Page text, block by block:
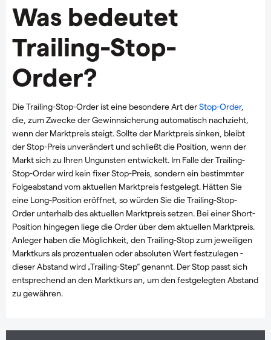
Was bedeutet
Trailing-Stop-
Order?
Die Trailing-Stop-Order ist eine besondere Art derStop-Order,
die, zum Zwecke der Gewinnsicherung automatisch nachzieht,
wenn der Marktpreis steigt. Sollte der Marktpreis sinken, bleibt
der Stop-Preis unverändert und schließt die Position, wenn der
Markt sich zu Ihren Ungunsten entwickelt. Im Falle der Trailing-
Stop-Order wird kein fixer Stop-Preis, sondern ein bestimmter
Folgeabstand vom aktuellen Marktpreis festgelegt. Hätten Sie
eine Long-Position eröffnet, so würden Sie die Trailing-Stop-
Order unterhalb des aktuellen Marktpreis setzen. Bei einer Short-
Position hingegen liege die Order über dem aktuellen Marktpreis.
Anleger haben die Möglichkeit, den Trailing-Stop zum jeweiligen
Marktkurs als prozentualen oder absoluten Wert festzulegen -
dieser Abstand wird „Trailing-Step“ genannt. Der Stop passt sich
entsprechend an den Marktkurs an, um den festgelegten Abstand
zu gewähren.